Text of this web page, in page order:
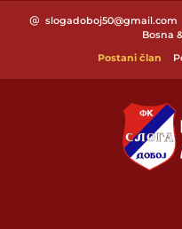
slogadoboj50@gmail.com
Bosna
Postani član